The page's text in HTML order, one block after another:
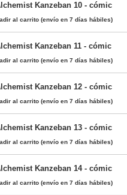
Kanzeban 10 - cómic
al carrito (envío en 7 días hábiles)
Kanzeban 11 - cómic
al carrito (envío en 7 días hábiles)
Kanzeban 12 - cómic
al carrito (envío en 7 días hábiles)
Kanzeban 13 - cómic
al carrito (envío en 7 días hábiles)
Kanzeban 14 - cómic
al carrito (envío en 7 días hábiles)